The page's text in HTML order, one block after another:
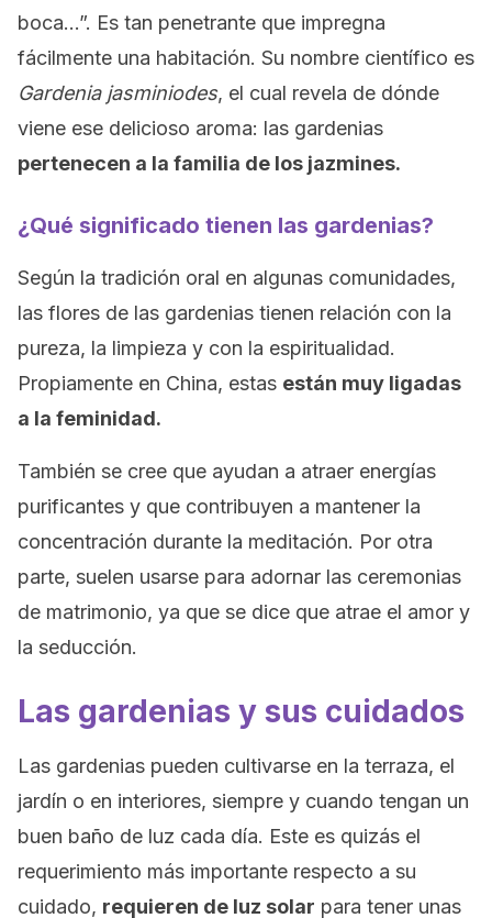
boca…”. Es tan penetrante que impregna
fácilmente una habitación. Su nombre científico es
Gardenia jasminiodes, el cual revela de dónde
viene ese delicioso aroma: las gardenias
pertenecen a la familia de los jazmines.
¿Qué significado tienen las gardenias?
Según la tradición oral en algunas comunidades,
las flores de las gardenias tienen relación con la
pureza, la limpieza y con la espiritualidad.
Propiamente en China, estas están muy ligadas
a la feminidad.
También se cree que ayudan a atraer energías
purificantes y que contribuyen a mantener la
concentración durante la meditación. Por otra
parte, suelen usarse para adornar las ceremonias
de matrimonio, ya que se dice que atrae el amor y
la seducción.
Las gardenias y sus cuidados
Las gardenias pueden cultivarse en la terraza, el
jardín o en interiores, siempre y cuando tengan un
buen baño de luz cada día. Este es quizás el
requerimiento más importante respecto a su
cuidado, requieren de luz solar para tener unas